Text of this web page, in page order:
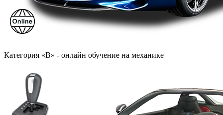
Категория «B» - онлайн обучение на механике